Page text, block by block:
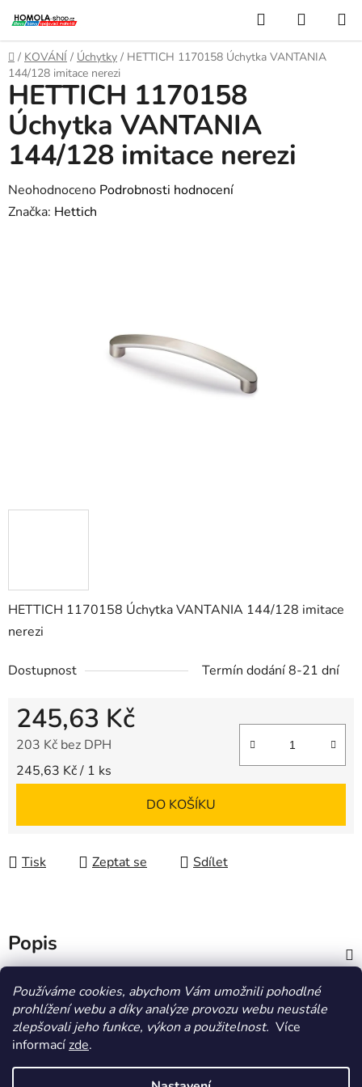
Používáme cookies, abychom Vám umožnili pohodlné
prohlížení webu a díky analýze provozu webu neustále
zlepšovali jeho funkce, výkon a použitelnost. Více
informacízde.
na
obsah
Hledat
KOŠÍK
Domů
/ KOVÁNÍ / Úchytky / HETTICH 1170158 Úchytka VANTANIA
144/128 imitace nerezi
HETTICH 1170158 Úchytka VANTANIA 144/128 imitace
nerezi
Dostupnost Termín dodání 8-21 dní
245,63 Kč
203 Kč bez DPH
Měrná cena:
245,63 Kč / 1 ks
DO KOŠÍKU
Tisk Zeptat se Sdílet
HETTICH 1170158
Úchytka VANTANIA
144/128 imitace nerezi
Průměrné
hodnocení
Neohodnoceno Podrobnosti hodnocení
Značka: Hettich
Popis
Diskuze
HOMOLA-shop.cz ZDE NAJDETE VÝDEJNÍ MÍSTO